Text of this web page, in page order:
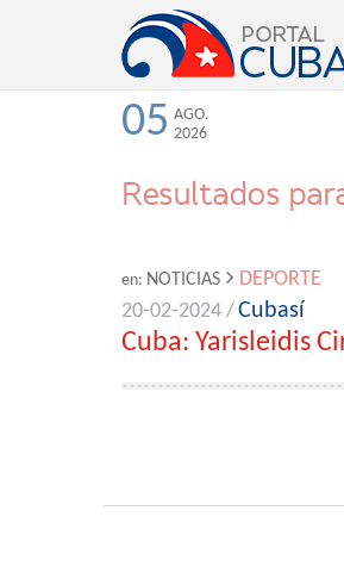
05 AGO.
2026
Resultados
en: NOTICIAS
DEPORTE
20-02-2024 /Cubasí
Cuba: Yarisleidis